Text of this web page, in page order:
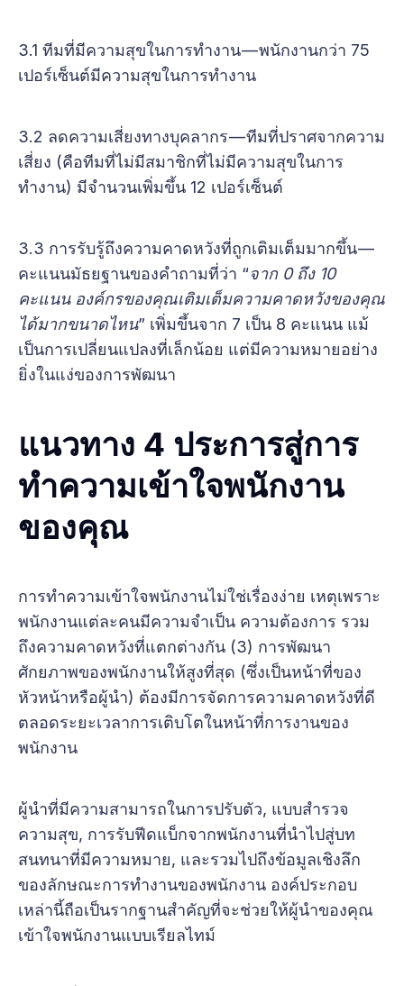
3.1 ทีมที่มีความสุขในการทำงาน — พนักงานกว่า 75
เปอร์เซ็นต์มีความสุขในการทำงาน
3.2 ลดความเสี่ยงทางบุคลากร — ทีมที่ปราศจากความ
เสี่ยง (คือทีมที่ไม่มีสมาชิกที่ไม่มีความสุขในการ
ทำงาน) มีจำนวนเพิ่มขึ้น 12 เปอร์เซ็นต์
3.3 การรับรู้ถึงความคาดหวังที่ถูกเติมเต็มมากขึ้น —
คะแนนมัธยฐานของคำถามที่ว่า “จาก 0 ถึง 10
คะแนน องค์กรของคุณเติมเต็มความคาดหวังของคุณ
ได้มากขนาดไหน” เพิ่มขึ้นจาก 7 เป็น 8 คะแนน แม้
เป็นการเปลี่ยนแปลงที่เล็กน้อย แต่มีความหมายอย่าง
ยิ่งในแง่ของการพัฒนา
แนวทาง 4 ประการสู่การ
ทำความเข้าใจพนักงาน
ของคุณ
การทำความเข้าใจพนักงานไม่ใช่เรื่องง่าย เหตุเพราะ
พนักงานแต่ละคนมีความจำเป็น ความต้องการ รวม
ถึงความคาดหวังที่แตกต่างกัน (3) การพัฒนา
ศักยภาพของพนักงานให้สูงที่สุด (ซึ่งเป็นหน้าที่ของ
หัวหน้าหรือผู้นำ) ต้องมีการจัดการความคาดหวังที่ดี
ตลอดระยะเวลาการเติบโตในหน้าที่การงานของ
พนักงาน
ผู้นำที่มีความสามารถในการปรับตัว, แบบสำรวจ
ความสุข, การรับฟีดแบ็กจากพนักงานที่นำไปสู่บท
สนทนาที่มีความหมาย, และรวมไปถึงข้อมูลเชิงลึก
ของลักษณะการทำงานของพนักงาน องค์ประกอบ
เหล่านี้ถือเป็นรากฐานสำคัญที่จะช่วยให้ผู้นำของคุณ
เข้าใจพนักงานแบบเรียลไทม์